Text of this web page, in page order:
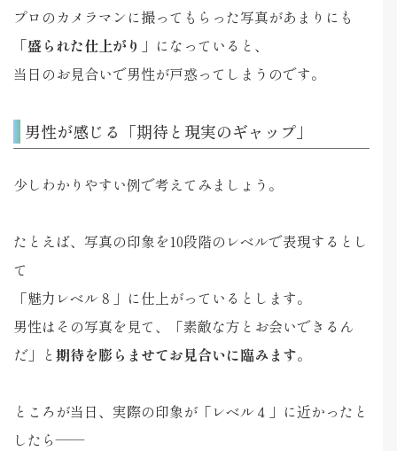
プロのカメラマンに撮ってもらった写真があまりにも
「盛られた仕上がり」 になっていると、
当日のお見合いで男性が戸惑ってしまうのです。
男性が感じる「期待と現実のギャップ」
少しわかりやすい例で考えてみましょう。
たとえば、写真の印象を10段階のレベルで表現するとし
て
「魅力レベル８」に仕上がっているとします。
男性はその写真を見て、「素敵な方とお会いできるん
だ」と 期待を膨らませてお見合いに臨みます。
ところが当日、実際の印象が「レベル４」に近かったと
したら——